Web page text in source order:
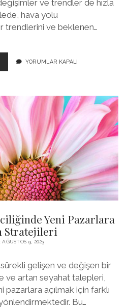
ve trendler de hızla
hava yolu
trendlerini ve beklenen…
YOLU
TRENDLERI
VE
BEKLENTILER
YORUMLAR KAPALI
Yeni Pazarlara
Stratejileri
AĞUSTOS 9, 2023
gelişen ve değişen bir
ve artan seyahat talepleri,
açılmak için farklı
Bu…